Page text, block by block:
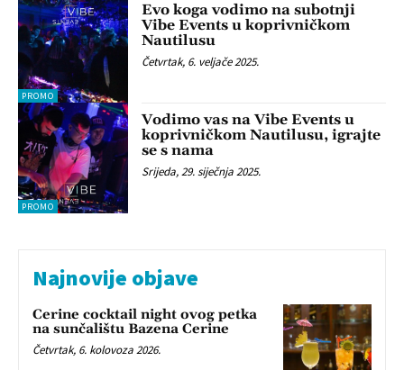
PROMO
Evo koga vodimo na subotnji
Vibe Events u koprivničkom
Nautilusu
Četvrtak, 6. veljače 2025.
PROMO
Vodimo vas na Vibe Events u
koprivničkom Nautilusu, igrajte
se s nama
Srijeda, 29. siječnja 2025.
Najnovije objave
Cerine cocktail night ovog petka
na sunčalištu Bazena Cerine
Četvrtak, 6. kolovoza 2026.